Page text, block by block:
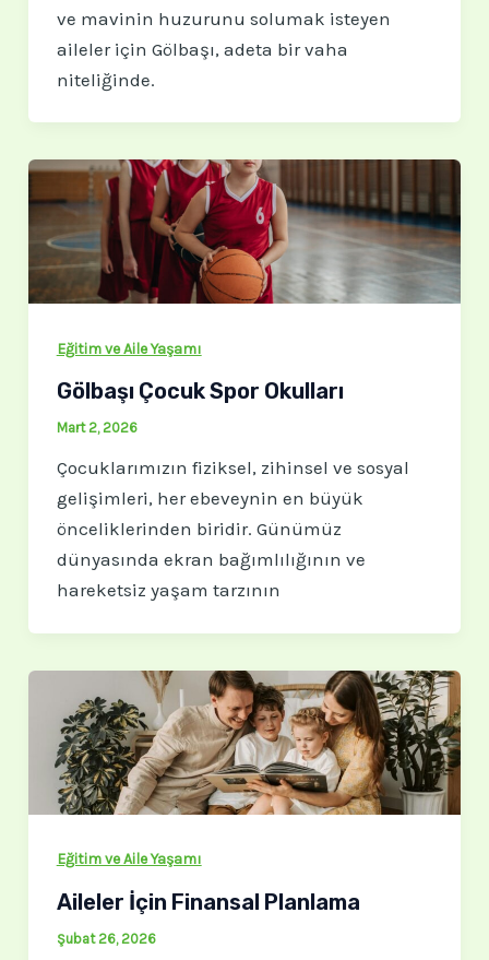
ve mavinin huzurunu solumak isteyen
aileler için Gölbaşı, adeta bir vaha
niteliğinde.
Eğitim ve Aile Yaşamı
Gölbaşı Çocuk Spor Okulları
Mart 2, 2026
Çocuklarımızın fiziksel, zihinsel ve sosyal
gelişimleri, her ebeveynin en büyük
önceliklerinden biridir. Günümüz
dünyasında ekran bağımlılığının ve
hareketsiz yaşam tarzının
Eğitim ve Aile Yaşamı
Aileler İçin Finansal Planlama
Şubat 26, 2026